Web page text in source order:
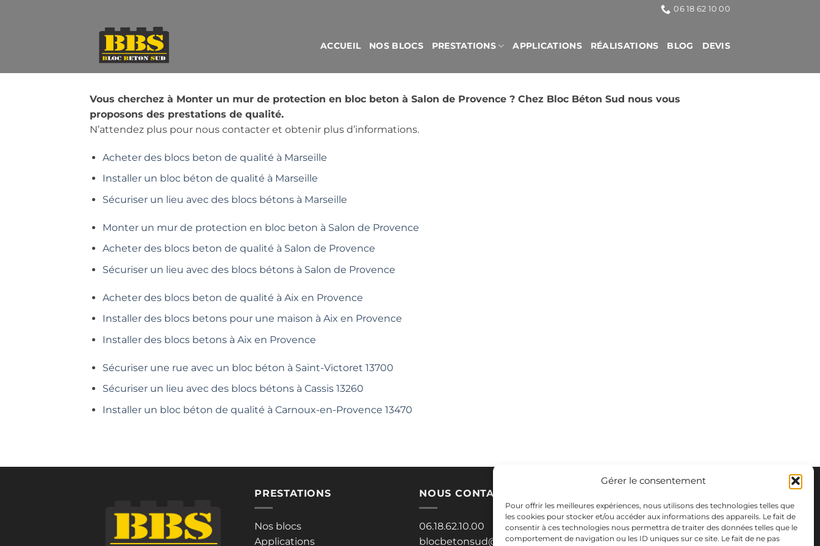
Gérer le consentement
Pour offrir les meilleures expériences, nous utilisons des technologies telles que
les cookies pour stocker et/ou accéder aux informations des appareils. Le fait de
consentir à ces technologies nous permettra de traiter des données telles que le
comportement de navigation ou les ID uniques sur ce site. Le fait de ne pas
06 18 62 10 00
ACCUEIL NOS BLOCS PRESTATIONS APPLICATIONS RÉALISATIONS BLOG DEVIS
Vous cherchez à Monter un mur de protection en bloc beton à Salon de Provence ? Chez Bloc Béton Sud nous vous
proposons des prestations de qualité.
N’attendez plus pour nous contacter et obtenir plus d’informations.
Acheter des blocs beton de qualité à Marseille
Installer un bloc béton de qualité à Marseille
Sécuriser un lieu avec des blocs bétons à Marseille
Monter un mur de protection en bloc beton à Salon de Provence
Acheter des blocs beton de qualité à Salon de Provence
Sécuriser un lieu avec des blocs bétons à Salon de Provence
Acheter des blocs beton de qualité à Aix en Provence
Installer des blocs betons pour une maison à Aix en Provence
Installer des blocs betons à Aix en Provence
Sécuriser une rue avec un bloc béton à Saint-Victoret 13700
Sécuriser un lieu avec des blocs bétons à Cassis 13260
Installer un bloc béton de qualité à Carnoux-en-Provence 13470
PRESTATIONS
Nos blocs
Applications
NOUS CONTACTER
06.18.62.10.00
blocbetonsud@gmail.com